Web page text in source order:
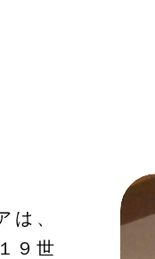
は、
９世